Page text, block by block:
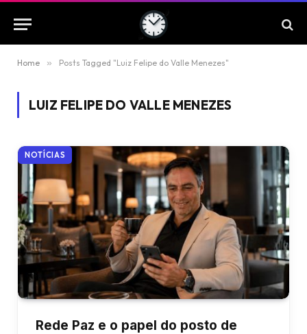
Home » Posts Tagged "Luiz Felipe do Valle Menezes"
LUIZ FELIPE DO VALLE MENEZES
NOTÍCIAS
Rede Paz e o papel do posto de